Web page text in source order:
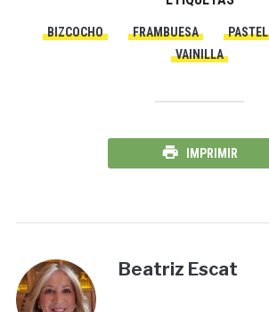
BIZCOCHO FRAMBUESA PASTEL
VAINILLA
IMPRIMIR
Beatriz Escat